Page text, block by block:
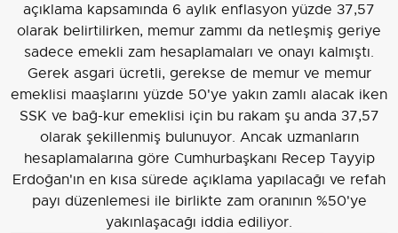
açıklama kapsamında 6 aylık enflasyon yüzde 37,57
olarak belirtilirken, memur zammı da netleşmiş geriye
sadece emekli zam hesaplamaları ve onayı kalmıştı.
Gerek asgari ücretli, gerekse de memur ve memur
emeklisi maaşlarını yüzde 50'ye yakın zamlı alacak iken
SSK ve bağ-kur emeklisi için bu rakam şu anda 37,57
olarak şekillenmiş bulunuyor. Ancak uzmanların
hesaplamalarına göre Cumhurbaşkanı Recep Tayyip
Erdoğan'ın en kısa sürede açıklama yapılacağı ve refah
payı düzenlemesi ile birlikte zam oranının %50'ye
yakınlaşacağı iddia ediliyor.